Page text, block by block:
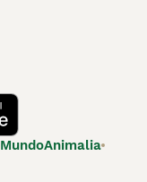
MundoAnimalia